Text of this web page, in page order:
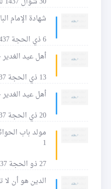
شهادة الإمام
6 ذي الحجة 1437 للهجرة
أهل عيد الغدير -
13 ذي الحجة 1437 للهجرة
أهل عيد الغدير
20 ذي الحجة 1437 للهجرة
مولد باب
1
27 ذو الحجة 1437 للهجرة
الدين هو أن